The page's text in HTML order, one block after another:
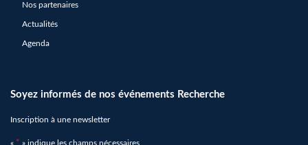
Nos partenaires
Actualités
Agenda
Soyez informés de nos événements Recherche
Inscription à une newsletter
« » indique les champs nécessaires